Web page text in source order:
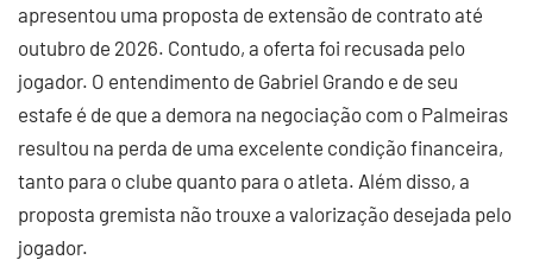
apresentou uma proposta de extensão de contrato até
outubro de 2026. Contudo, a oferta foi recusada pelo
jogador. O entendimento de Gabriel Grando e de seu
estafe é de que a demora na negociação com o Palmeiras
resultou na perda de uma excelente condição financeira,
tanto para o clube quanto para o atleta. Além disso, a
proposta gremista não trouxe a valorização desejada pelo
jogador.